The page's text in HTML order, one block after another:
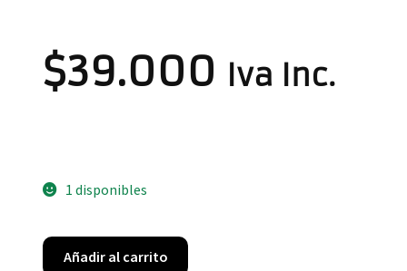
$39.000 Iva Inc.
1 disponibles
Añadir al carrito